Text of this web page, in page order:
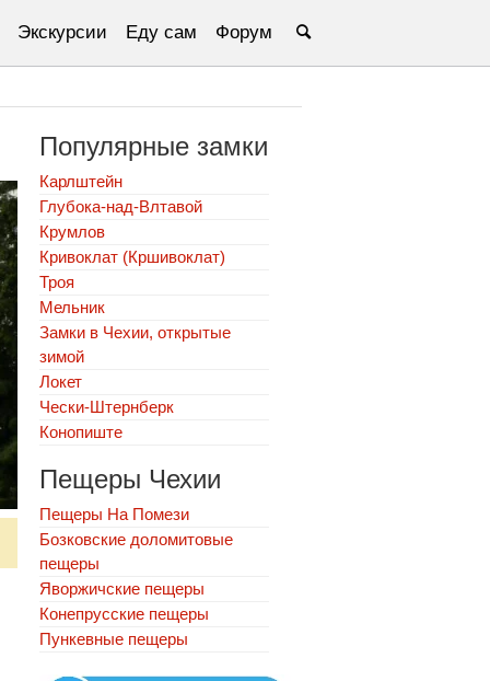
Экскурсии Еду сам Форум
Популярные замки
Карлштейн
Глубока-над-Влтавой
Крумлов
Кривоклат (Кршивоклат)
Троя
Мельник
Замки в Чехии, открытые
зимой
Локет
Чески-Штернберк
Конопиште
Пещеры Чехии
Пещеры На Помези
Бозковские доломитовые
пещеры
Яворжичские пещеры
Конепрусские пещеры
Пункевныe пещеры